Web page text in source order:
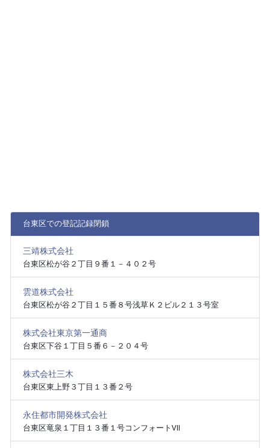
台東区での登記記録閉鎖
三靖株式会社
台東区松が谷２丁目９番１－４０２号
雲道株式会社
台東区松が谷２丁目１５番８号浅草Ｋ２ビル２１３号室
株式会社東京第一通商
台東区下谷１丁目５番６－２０４号
株式会社三木
台東区東上野３丁目１３番２号
永住都市開発株式会社
台東区竜泉１丁目１３番１号コンフォートⅦ